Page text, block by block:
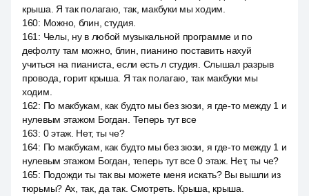
крыша. Я так полагаю, так, макбуки мы ходим.
160: Можно, блин, студия.
161 : Челы, ну в любой музыкальной программе и по
дефолту там можно, блин, пианино поставить нахуй
учиться на пианиста, если есть л студия. Слышал разрыв
провода, горит крыша. Я так полагаю, так макбуки мы
ходим.
162: По макбукам, как будто мы без зюзи, я где-то между 1 и
нулевым этажом Богдан. Теперь тут все
163: 0 этаж. Нет, ты че?
164: По макбукам, как будто мы без зюзи, я где-то между 1 и
нулевым этажом Богдан, теперь тут все 0 этаж. Нет, ты че?
165: Подожди ты так вы можете меня искать? Вы вышли из
тюрьмы? Ах, так, да так. Смотреть. Крыша, крыша.